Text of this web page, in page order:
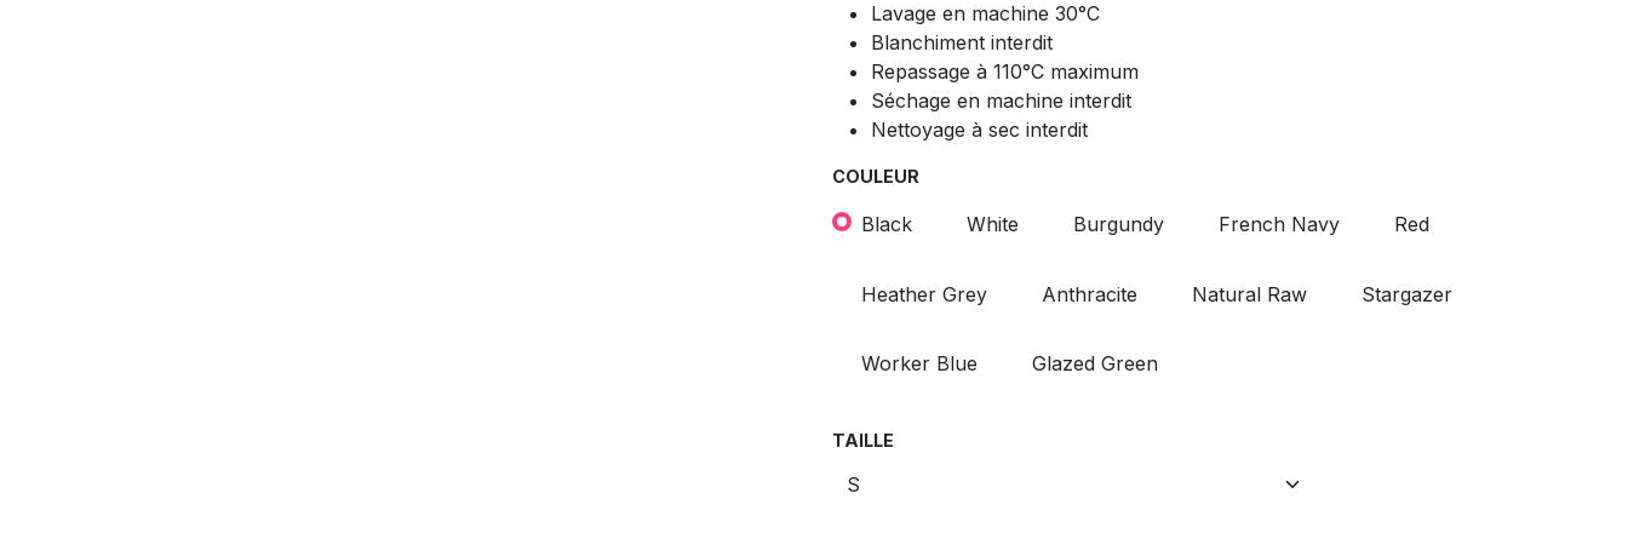
Lavage en machine 30°C
Blanchiment interdit
Repassage à 110°C maximum
Séchage en machine interdit
Nettoyage à sec interdit
COULEUR
Black White Burgundy French Navy Red
Heather Grey Anthracite Natural Raw Stargazer
Worker Blue Glazed Green
TAILLE